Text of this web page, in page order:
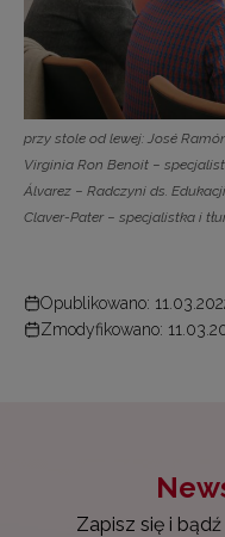
przy stole od lewej: José
Virginia Ron Benoit −
Álvarez − Radczyni ds.
Claver-Pater − specjalistka i
Opublikowano:
Zmodyfikowano:
Zapisz się i